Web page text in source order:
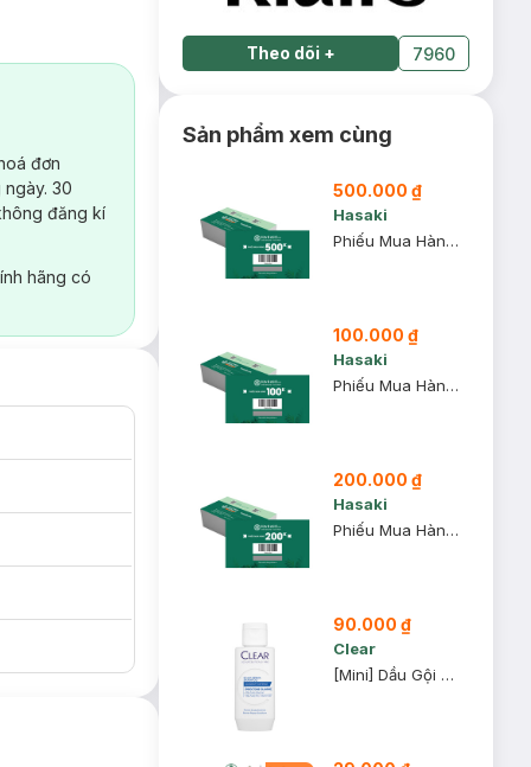
đơn
30
đăng kí
hãng có
Theo dõi + 7960
Sản phẩm xem cùng
500.000 ₫
Hasaki
Phiếu Mua Hàng 500k
100.000 ₫
Hasaki
Phiếu Mua Hàng 100k
200.000 ₫
Hasaki
Phiếu Mua Hàng 200k
90.000 ₫
Clear
[Mini] Dầu Gội Clear 80g (Mẫu Ngẫu Nhiên)